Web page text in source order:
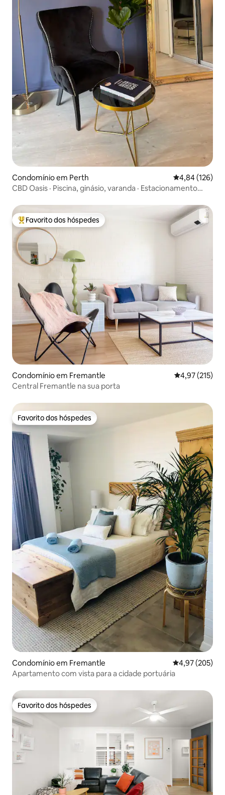
Condomínio em Perth Classificação
4,84 (126)
CBD Oasis · Piscina, ginásio, varanda · Estacionamento
Favoritos dos hóspedes mais apreciados
Favorito dos hóspedes
Condomínio em Fremantle Classificação
4,97 (215)
Central Fremantle na sua porta
Favorito dos hóspedes
Favorito dos hóspedes
Condomínio em Fremantle Classificação
4,97 (205)
Apartamento com vista para a cidade portuária
Favorito dos hóspedes
Favorito dos hóspedes